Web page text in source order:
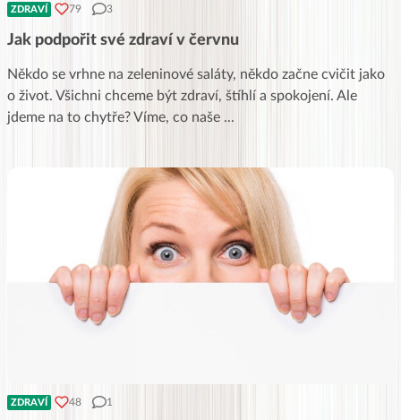
ZDRAVÍ 79 3
Jak podpořit své zdraví v červnu
Někdo se vrhne na zeleninové saláty, někdo začne cvičit jako
o život. Všichni chceme být zdraví, štíhlí a spokojení. Ale
jdeme na to chytře? Víme, co naše ...
ZDRAVÍ 48 1